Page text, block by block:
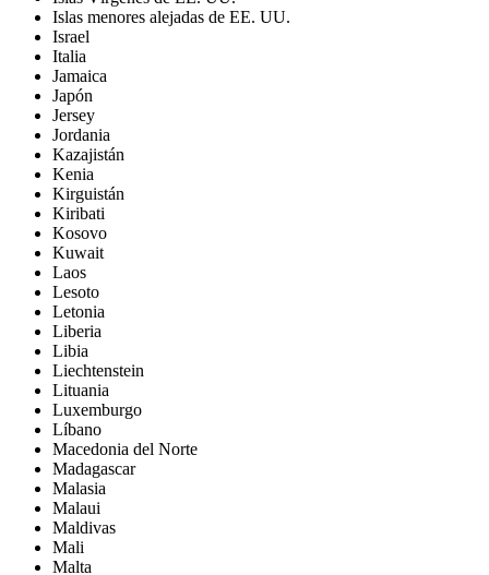
Islas menores alejadas de EE. UU.
Israel
Italia
Jamaica
Japón
Jersey
Jordania
Kazajistán
Kenia
Kirguistán
Kiribati
Kosovo
Kuwait
Laos
Lesoto
Letonia
Liberia
Libia
Liechtenstein
Lituania
Luxemburgo
Líbano
Macedonia del Norte
Madagascar
Malasia
Malaui
Maldivas
Mali
Malta